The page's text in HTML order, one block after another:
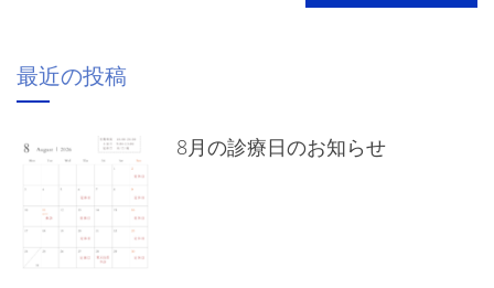
最近の投稿
8月の診療日のお知らせ